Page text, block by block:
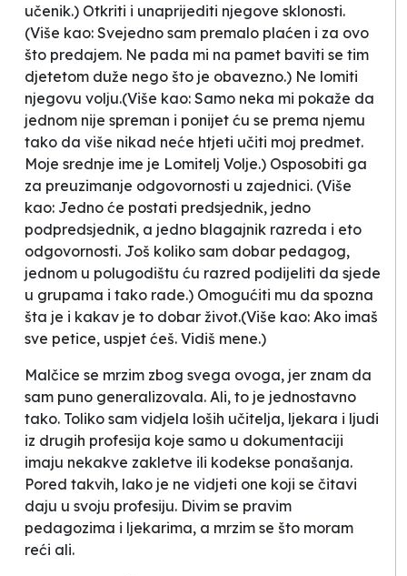
učenik.) Otkriti i unaprijediti njegove sklonosti.
(Više kao: Svejedno sam premalo plaćen i za ovo
što predajem. Ne pada mi na pamet baviti se tim
djetetom duže nego što je obavezno.) Ne lomiti
njegovu volju.(Više kao: Samo neka mi pokaže da
jednom nije spreman i ponijet ću se prema njemu
tako da više nikad neće htjeti učiti moj predmet.
Moje srednje ime je Lomitelj Volje.) Osposobiti ga
za preuzimanje odgovornosti u zajednici. (Više
kao: Jedno će postati predsjednik, jedno
podpredsjednik, a jedno blagajnik razreda i eto
odgovornosti. Još koliko sam dobar pedagog,
jednom u polugodištu ću razred podijeliti da sjede
u grupama i tako rade.) Omogućiti mu da spozna
šta je i kakav je to dobar život.(Više kao: Ako imaš
sve petice, uspjet ćeš. Vidiš mene.)
Malčice se mrzim zbog svega ovoga, jer znam da
sam puno generalizovala. Ali, to je jednostavno
tako. Toliko sam vidjela loših učitelja, ljekara i ljudi
iz drugih profesija koje samo u dokumentaciji
imaju nekakve zakletve ili kodekse ponašanja.
Pored takvih, lako je ne vidjeti one koji se čitavi
daju u svoju profesiju. Divim se pravim
pedagozima i ljekarima, a mrzim se što moram
reći ali.